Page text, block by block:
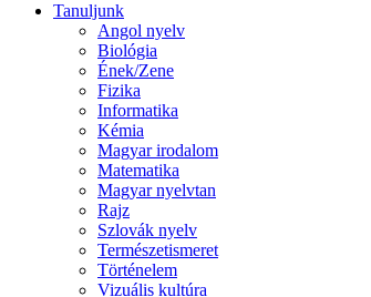
Tanuljunk
Angol nyelv
Biológia
Ének/Zene
Fizika
Informatika
Kémia
Magyar irodalom
Matematika
Magyar nyelvtan
Rajz
Szlovák nyelv
Természetismeret
Történelem
Vizuális kultúra